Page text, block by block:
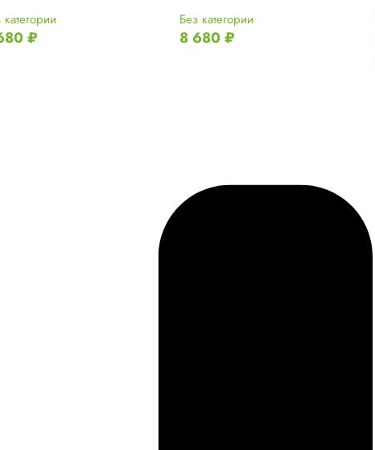
категории
₽
Без категории
8 680₽